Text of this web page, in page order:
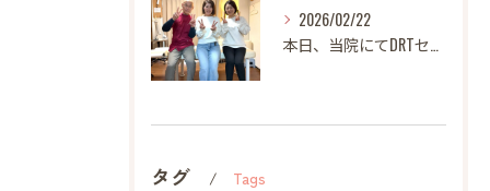
2026/02/22
本日、当院にてDRTセミナーを開催いたしました。
タグ Tags